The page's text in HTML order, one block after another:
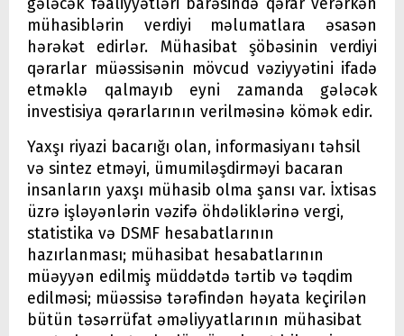
gələcək fəaliyyətləri barəsində qərar verərkən
mühasiblərin verdiyi məlumatlara əsasən
hərəkət edirlər. Mühasibat şöbəsinin verdiyi
qərarlar müəssisənin mövcud vəziyyətini ifadə
etməklə qalmayıb eyni zamanda gələcək
investisiya qərarlarının verilməsinə kömək edir.
Yaxşı riyazi bacarığı olan, informasiyanı təhsil
və sintez etməyi, ümumiləşdirməyi bacaran
insanların yaxşı mühasib olma şansı var. İxtisas
üzrə işləyənlərin vəzifə öhdəliklərinə vergi,
statistika və DSMF hesabatlarının
hazırlanması; mühasibat hesabatlarının
müəyyən edilmiş müddətdə tərtib və təqdim
edilməsi; müəssisə tərəfindən həyata keçirilən
bütün təsərrüfat əməliyyatlarının mühasibat